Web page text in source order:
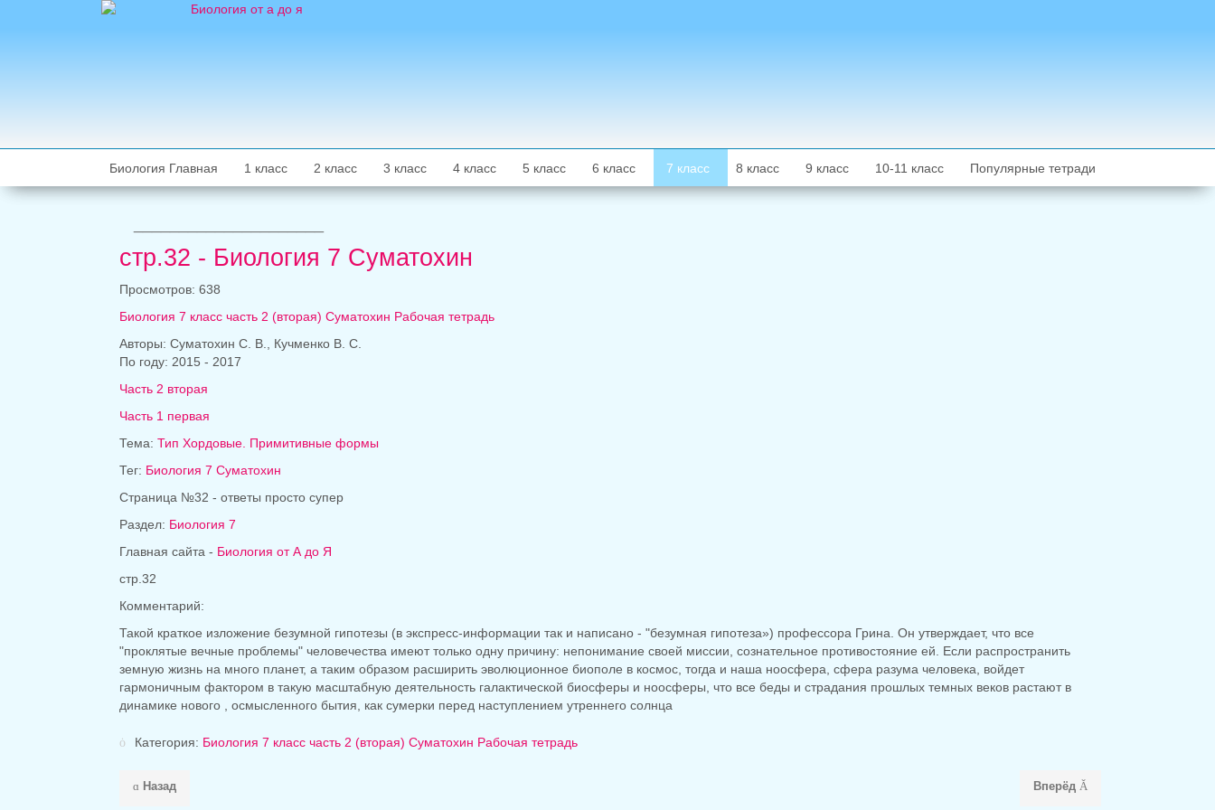
Биология Главная 1 класс 2 класс 3 класс 4 класс 5 класс 6 класс 7 класс 8 класс 9 класс 10-11 класс Популярные тетради
стр.32 - Биология 7 Суматохин
Просмотров: 638
Биология 7 класс часть 2 (вторая) Суматохин Рабочая тетрадь
Авторы: Суматохин С. В., Кучменко В. С.
По году: 2015 - 2017
Часть 2 вторая
Часть 1 первая
Тема: Тип Хордовые. Примитивные формы
Тег: Биология 7 Суматохин
Страница №32 - ответы просто супер
Раздел: Биология 7
Главная сайта - Биология от А до Я
стр.32
Комментарий:
Такой краткое изложение безумной гипотезы (в экспресс-информации так и написано - "безумная гипотеза») профессора Грина. Он утверждает, что все
"проклятые вечные проблемы" человечества имеют только одну причину: непонимание своей миссии, сознательное противостояние ей. Если распространить
земную жизнь на много планет, а таким образом расширить эволюционное биополе в космос, тогда и наша ноосфера, сфера разума человека, войдет
гармоничным фактором в такую ​​масштабную деятельность галактической биосферы и ноосферы, что все беды и страдания прошлых темных веков растают в
динамике нового , осмысленного бытия, как сумерки перед наступлением утреннего солнца
Категория: Биология 7 класс часть 2 (вторая) Суматохин Рабочая тетрадь
Назад Вперёд